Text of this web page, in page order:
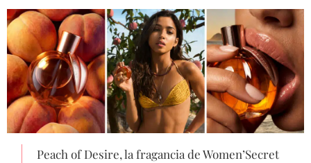
Peach of Desire, la fragancia de Women’Secret